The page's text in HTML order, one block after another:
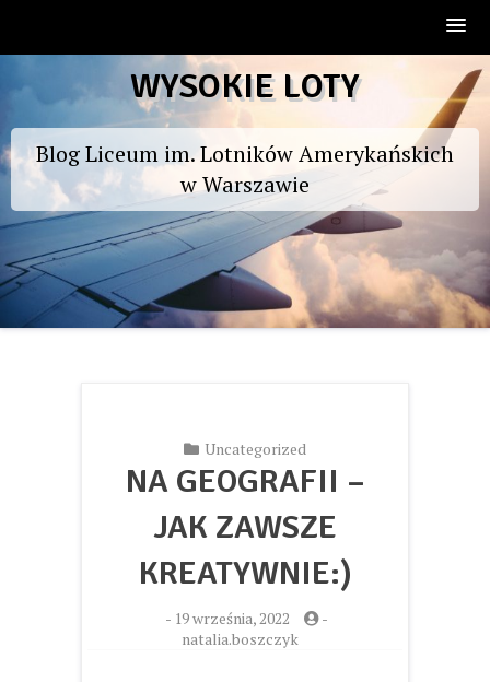
to
WYSOKIE LOTY
Blog Liceum im. Lotników Amerykańskich
w Warszawie
Uncategorized
NA GEOGRAFII –
JAK ZAWSZE
KREATYWNIE:)
- 19 września, 2022
-
natalia.boszczyk